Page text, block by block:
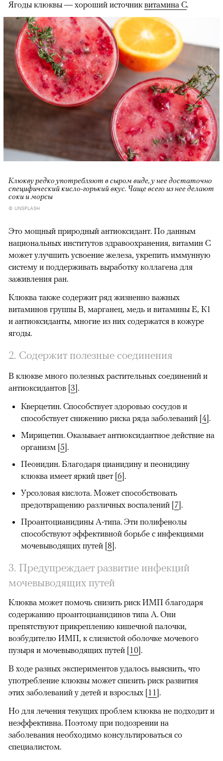
Ягоды клюквы — хороший источник витамина С.
Клюкву редко употребляют в сыром виде, у нее достаточно
специфический кисло-горький вкус. Чаще всего из нее делают
соки и морсы
© UNSPLASH
Это мощный природный антиоксидант. По данным
национальных институтов здравоохранения, витамин С
может улучшить усвоение железа, укрепить иммунную
систему и поддерживать выработку коллагена для
заживления ран.
Клюква также содержит ряд жизненно важных
витаминов группы В, марганец, медь и витамины Е, К1
и антиоксиданты, многие из них содержатся в кожуре
ягоды.
2. Содержит полезные соединения
В клюкве много полезных растительных соединений и
антиоксидантов [3].
Кверцетин. Способствует здоровью сосудов и
способствует снижению риска ряда заболеваний [4].
Мирицетин. Оказывает антиоксидантное действие на
организм [5].
Пеонидин. Благодаря цианидину и пеонидину
клюква имеет яркий цвет [6].
Урсоловая кислота. Может способствовать
предотвращению различных воспалений [7].
Проантоцианидины А-типа. Эти полифенолы
способствуют эффективной борьбе с инфекциями
мочевыводящих путей [8].
3. Предупреждает развитие инфекций
мочевыводящих путей
Клюква может помочь снизить риск ИМП благодаря
содержанию проантоцианидинов типа А. Они
препятствуют прикреплению кишечной палочки,
возбудителю ИМП, к слизистой оболочке мочевого
пузыря и мочевыводящих путей [10].
В ходе разных экспериментов удалось выяснить, что
употребление клюквы может снизить риск развития
этих заболеваний у детей и взрослых [11].
Но для лечения текущих проблем клюква не подходит и
неэффективна. Поэтому при подозрении на
заболевания необходимо консультироваться со
специалистом.